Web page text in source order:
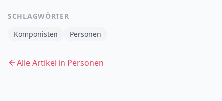
SCHLAGWÖRTER
Komponisten
Personen
Alle Artikel in Personen